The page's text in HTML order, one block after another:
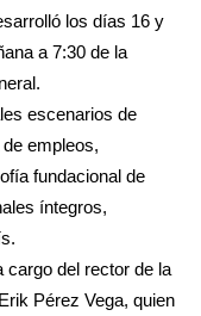
los días 16 y
a 7:30 de la
escenarios de
empleos,
fundacional de
íntegros,
cargo del rector de la
Pérez Vega, quien